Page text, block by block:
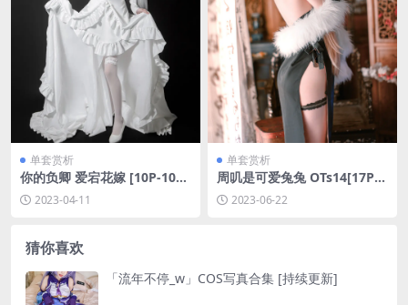
单套赏析
你的负卿 爱宕花嫁 [10P-108
MB]2023-04-11
单套赏析
周叽是可爱兔兔 OTs14[17P-1
53MB]
2023-06-22
猜你喜欢
「流年不停_w」COS写真合集 [持续更新]